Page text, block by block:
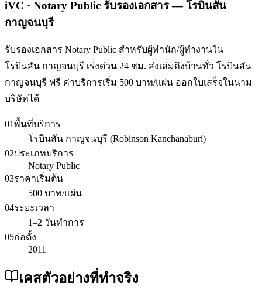
iVC · Notary Public รับรองเอกสาร — โรบินสัน
กาญจนบุรี
รับรองเอกสาร Notary Public สำหรับผู้พำนัก/ผู้ทำงานใน
โรบินสัน กาญจนบุรี เร่งด่วน 24 ชม. ส่งเล่มถึงบ้านทั่ว โรบินสัน
กาญจนบุรี ฟรี ค่าบริการเริ่ม 500 บาท/แผ่น ออกใบเสร็จในนาม
บริษัทได้
01พื้นที่บริการ
โรบินสัน กาญจนบุรี (Robinson Kanchanaburi)
02ประเภทบริการ
Notary Public
03ราคาเริ่มต้น
500 บาท/แผ่น
04ระยะเวลา
1–2 วันทำการ
05ก่อตั้ง
2011
เคสตัวอย่างที่ทำจริง